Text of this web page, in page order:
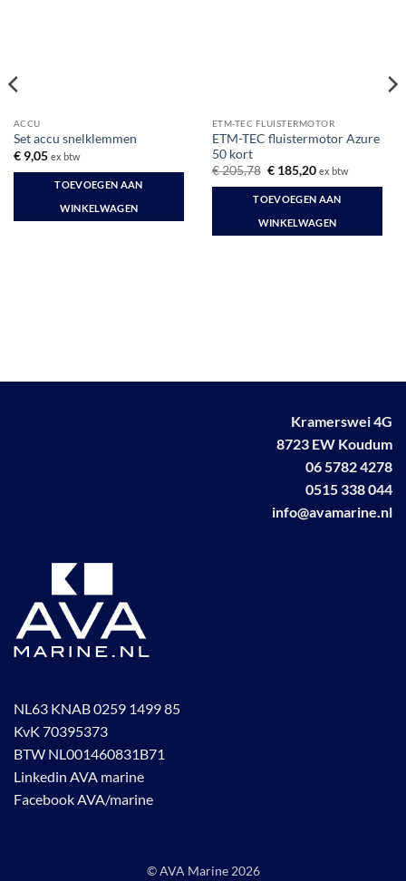
ACCU
Set accu snelklemmen
€9,05 ex btw
TOEVOEGEN AAN
WINKELWAGEN
ETM-TEC FLUISTERMOTOR
ETM-TEC fluistermotor Azure
50 kort
€205,78 Oorspronkelijke
was:
€ 205,78.
€185,20Huidige
is:
€ 185,20.
ex btw
TOEVOEGEN AAN
WINKELWAGEN
Kramerswei 4G
8723 EW Koudum
06 5782 4278
0515 338 044
info@avamarine.nl
NL63 KNAB 0259 1499 85
KvK 70395373
BTW NL001460831B71
Linkedin AVA marine
Facebook AVA/marine
© AVA Marine 2026